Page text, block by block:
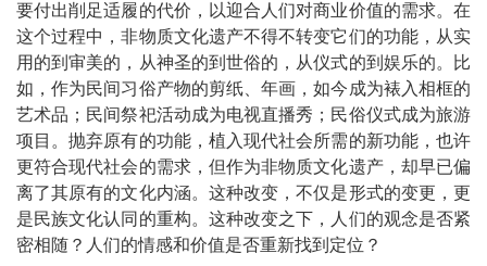
要付出削足适履的代价，以迎合人们对商业价值的需求。在
这个过程中，非物质文化遗产不得不转变它们的功能，从实
用的到审美的，从神圣的到世俗的，从仪式的到娱乐的。比
如，作为民间习俗产物的剪纸、年画，如今成为裱入相框的
艺术品；民间祭祀活动成为电视直播秀；民俗仪式成为旅游
项目。抛弃原有的功能，植入现代社会所需的新功能，也许
更符合现代社会的需求，但作为非物质文化遗产，却早已偏
离了其原有的文化内涵。这种改变，不仅是形式的变更，更
是民族文化认同的重构。这种改变之下，人们的观念是否紧
密相随？人们的情感和价值是否重新找到定位？